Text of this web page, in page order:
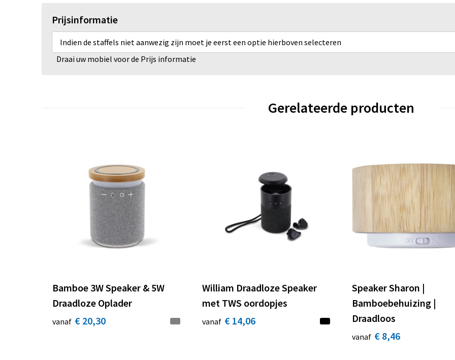
Prijsinformatie
Indien de staffels niet aanwezig zijn moet je eerst een optie hierboven selecteren
Draai uw mobiel voor de Prijs informatie
Gerelateerde producten
Bamboe 3W Speaker & 5W
Draadloze Oplader
vanaf € 20,30
William Draadloze Speaker
met TWS oordopjes
vanaf € 14,06
Speaker Sharon |
Bamboebehuizing |
Draadloos
vanaf € 8,46